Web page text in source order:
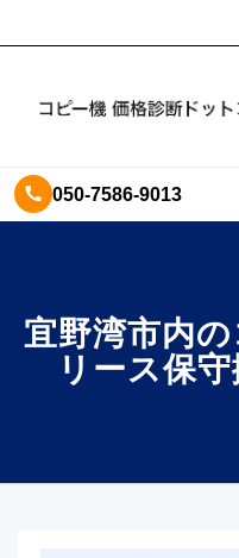
050-7586-9013
宜野湾市内
リース保